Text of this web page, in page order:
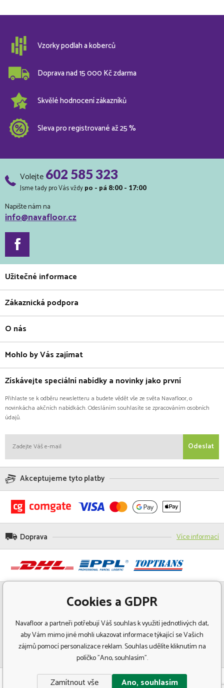
Vzorky podlah a koberců
Doprava nad 15 000 Kč zdarma
Skvělé hodnocení zákazníků
Sleva pro registrované až 25 %
Volejte602 585 323
Jsme tady pro Vás vždy po - pá 8:00 - 17:00
Napište nám na
info@navafloor.cz
Užitečné informace
Zákaznická podpora
O nás
Mohlo by Vás zajímat
Získávejte speciální nabídky a novinky jako první
Přihlaste se k odběru newsletteru a budete vědět vše ze světa Navafloor, o
novinkácha akčních nabídkách. Odesláním souhlasíte se zpracováním osobních
údajů.
Odeslat
Akceptujeme tyto platby
Doprava Více informací
© Copyright 2018 Navafloor - Specializovaný prodej podlahových krytin.
Cookies a GDPR
Navafloor a partneři potřebují Váš souhlas k využití jednotlivých dat,
aby Vám mimo jiné mohli ukazovat informace týkající se Vašich
zájmů pomocí personalizace reklam. Souhlas udělíte kliknutím na
políčko "Ano, souhlasím".
Zamítnout vše Ano, souhlasím